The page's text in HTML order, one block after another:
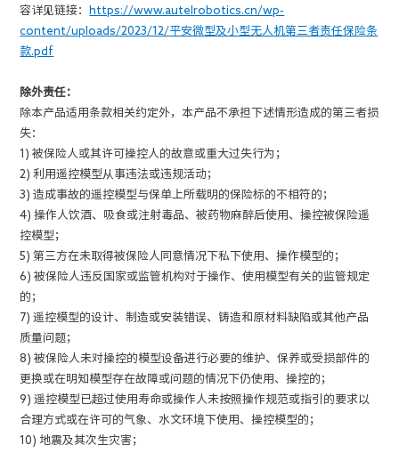
容详见链接：
https://www.autelrobotics.cn/wp-
content/uploads/2023/12/平安微型及小型无人机第三者责任保险条
款.pdf
除外责任：
除本产品适用条款相关约定外，本产品不承担下述情形造成的第三者损
失：
1) 被保险人或其许可操控人的故意或重大过失行为；
2) 利用遥控模型从事违法或违规活动；
3) 造成事故的遥控模型与保单上所载明的保险标的不相符的；
4) 操作人饮酒、吸食或注射毒品、被药物麻醉后使用、操控被保险遥
控模型；
5) 第三方在未取得被保险人同意情况下私下使用、操作模型的；
6) 被保险人违反国家或监管机构对于操作、使用模型有关的监管规定
的；
7) 遥控模型的设计、制造或安装错误、铸造和原材料缺陷或其他产品
质量问题；
8) 被保险人未对操控的模型设备进行必要的维护、保养或受损部件的
更换或在明知模型存在故障或问题的情况下仍使用、操控的；
9) 遥控模型已超过使用寿命或操作人未按照操作规范或指引的要求以
合理方式或在许可的气象、水文环境下使用、操控模型的；
10) 地震及其次生灾害；